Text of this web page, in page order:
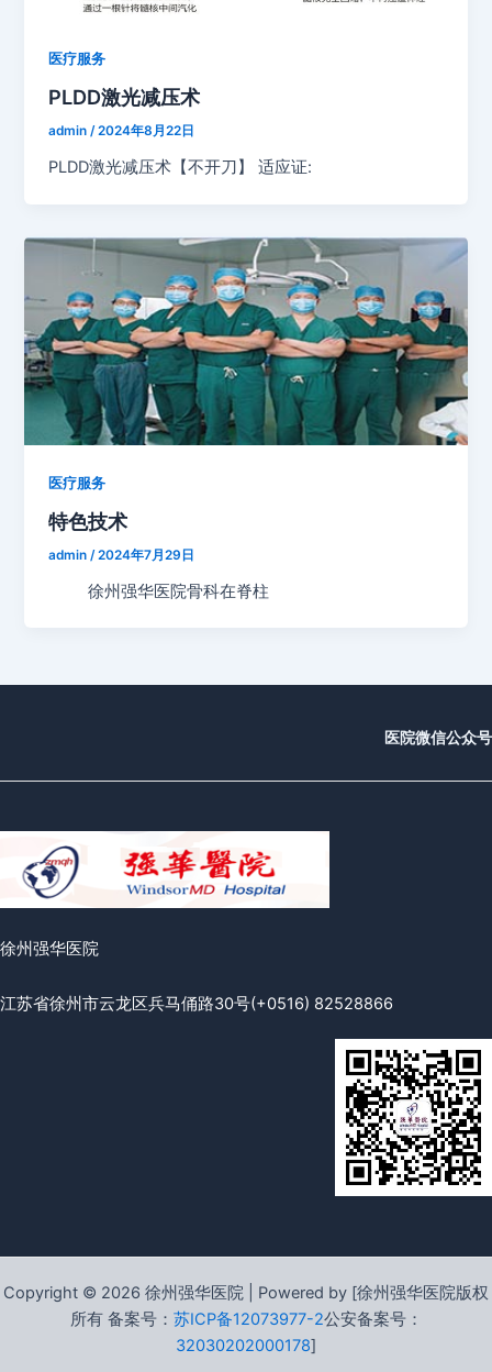
医疗服务
PLDD激光减压术
admin/2024年8月22日
PLDD激光减压术【不开刀】 适应证:
医疗服务
特色技术
admin /2024年7月29日
徐州强华医院骨科在脊柱
医院微信公众号
徐州强华医院
江苏省徐州市云龙区兵马俑路30号(+0516) 82528866
Copyright © 2026 徐州强华医院 | Powered by [徐州强华医院版权
所有 备案号： 苏ICP备12073977-2公安备案号：
32030202000178]